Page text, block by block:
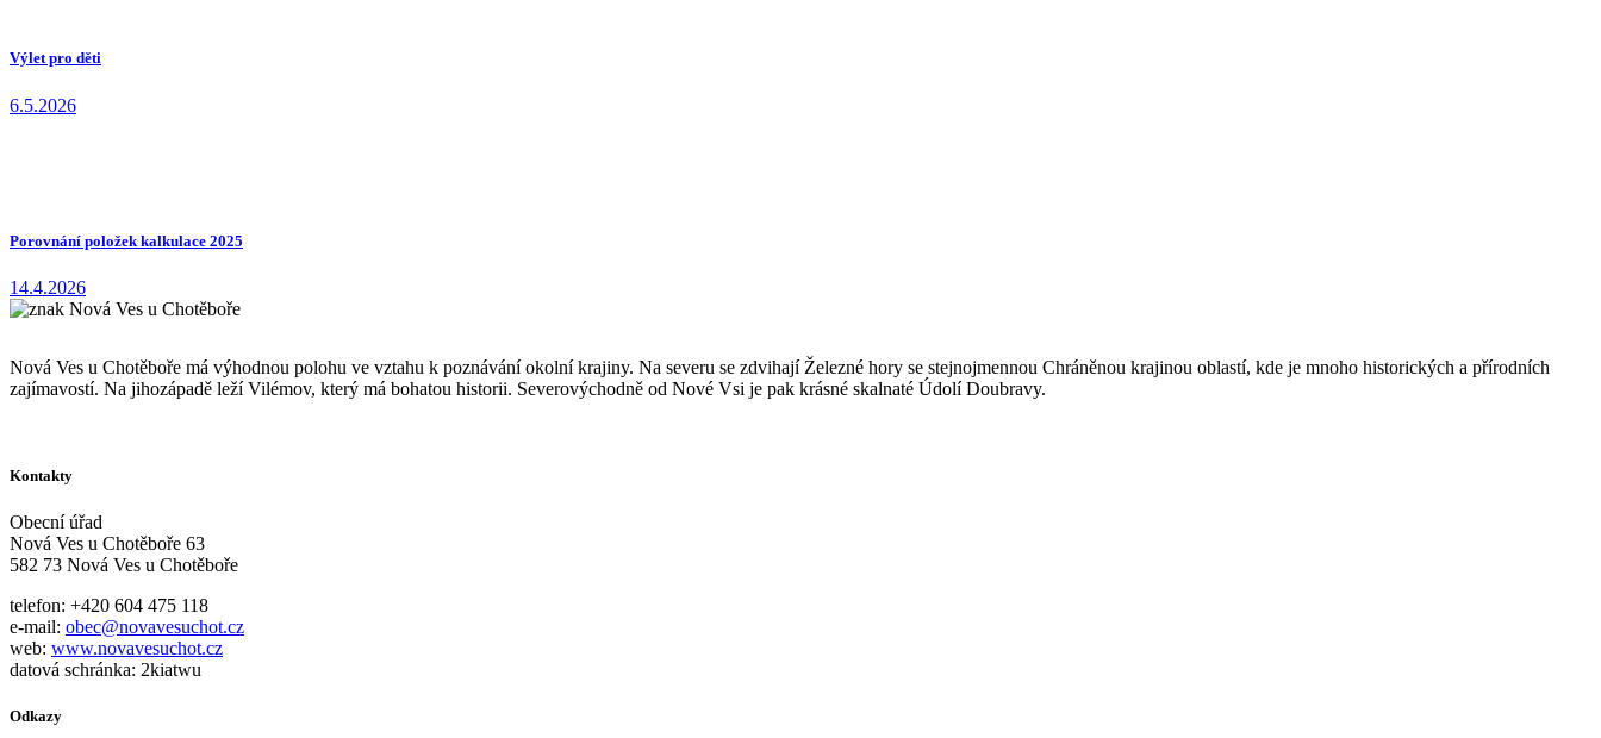
Výlet pro děti
6.5.2026
Porovnání položek kalkulace 2025
14.4.2026
Nová Ves u Chotěboře má výhodnou polohu ve vztahu k poznávání okolní krajiny. Na severu se zdvihají Železné hory se stejnojmennou Chráněnou krajinou oblastí, kde je mnoho historických a přírodních
zajímavostí. Na jihozápadě leží Vilémov, který má bohatou historii. Severovýchodně od Nové Vsi je pak krásné skalnaté Údolí Doubravy.
Kontakty
Obecní úřad
Nová Ves u Chotěboře 63
582 73 Nová Ves u Chotěboře
telefon: +420 604 475 118
e-mail: obec@novavesuchot.cz
web: www.novavesuchot.cz
datová schránka: 2kiatwu
Odkazy